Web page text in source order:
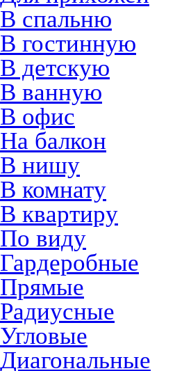
В спальню
В гостинную
В детскую
В ванную
В офис
На балкон
В нишу
В комнату
В квартиру
По виду
Гардеробные
Прямые
Радиусные
Угловые
Диагональные